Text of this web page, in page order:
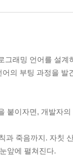
래밍 언어를 설
의 부팅 과정을
붙이자면, 개발자
죽음까지. 자칫
앞에 펼쳐진다.